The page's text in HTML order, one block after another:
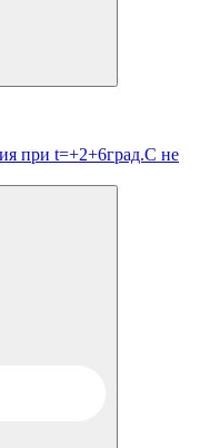
при t=+2+6град.С не